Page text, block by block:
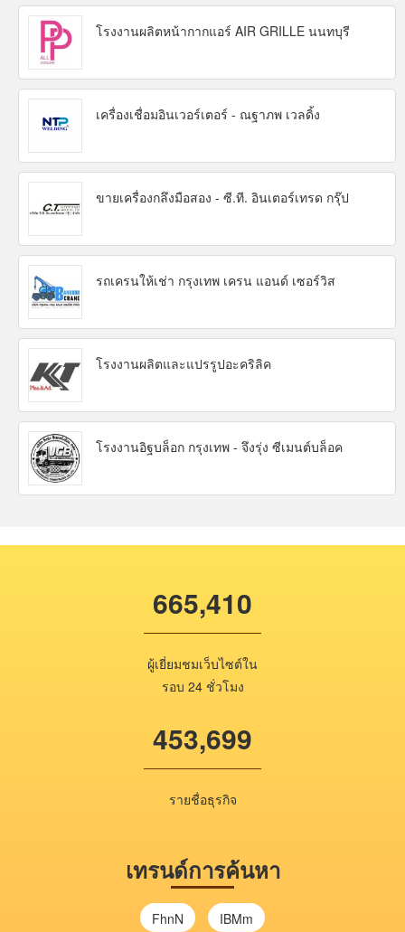
โรงงานผลิตหน้ากากแอร์ AIR GRILLE นนทบุรี
เครื่องเชื่อมอินเวอร์เตอร์ - ณฐาภพ เวลดิ้ง
ขายเครื่องกลึงมือสอง - ซี.ที. อินเตอร์เทรด กรุ๊ป
รถเครนให้เช่า กรุงเทพ เครน แอนด์ เซอร์วิส
โรงงานผลิตและแปรรูปอะคริลิค
โรงงานอิฐบล็อก กรุงเทพ - จึงรุ่ง ซีเมนต์บล็อค
665,410
ผู้เยี่ยมชมเว็บไซต์ใน
รอบ 24 ชั่วโมง
453,699
รายชื่อธุรกิจ
เทรนด์การค้นหา
FhnN IBMm